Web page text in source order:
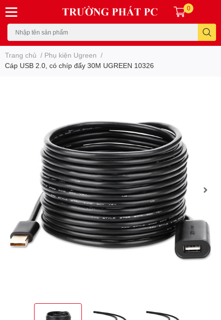
0
Trang chủ / Phụ kiện Ugreen /
Cáp USB 2.0, có chíp đẩy 30M UGREEN 10326